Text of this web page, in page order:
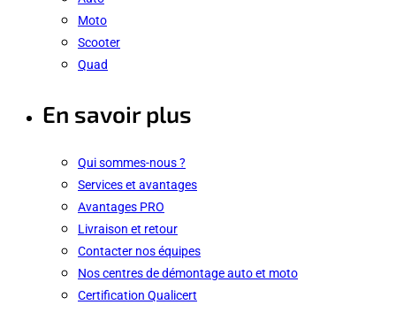
Moto
Scooter
Quad
En savoir plus
Qui sommes-nous ?
Services et avantages
Avantages PRO
Livraison et retour
Contacter nos équipes
Nos centres de démontage auto et moto
Certification Qualicert